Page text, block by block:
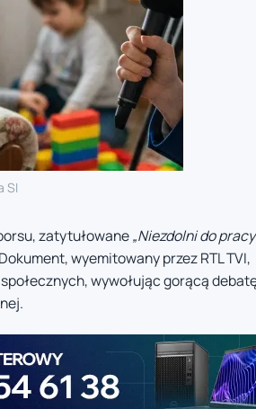
SI
zatytułowane„Niezdolni do
wyemitowany przez RTL TVI,
wywołując gorącą